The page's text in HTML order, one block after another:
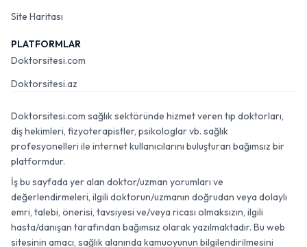
Site Haritası
PLATFORMLAR
Doktorsitesi.com
Doktorsitesi.az
Doktorsitesi.com sağlık sektöründe hizmet veren tıp doktorları,
diş hekimleri, fizyoterapistler, psikologlar vb. sağlık
profesyonelleri ile internet kullanıcılarını buluşturan bağımsız bir
platformdur.
İş bu sayfada yer alan doktor/uzman yorumları ve
değerlendirmeleri, ilgili doktorun/uzmanın doğrudan veya dolaylı
emri, talebi, önerisi, tavsiyesi ve/veya ricası olmaksızın, ilgili
hasta/danışan tarafından bağımsız olarak yazılmaktadır. Bu web
sitesinin amacı, sağlık alanında kamuoyunun bilgilendirilmesini